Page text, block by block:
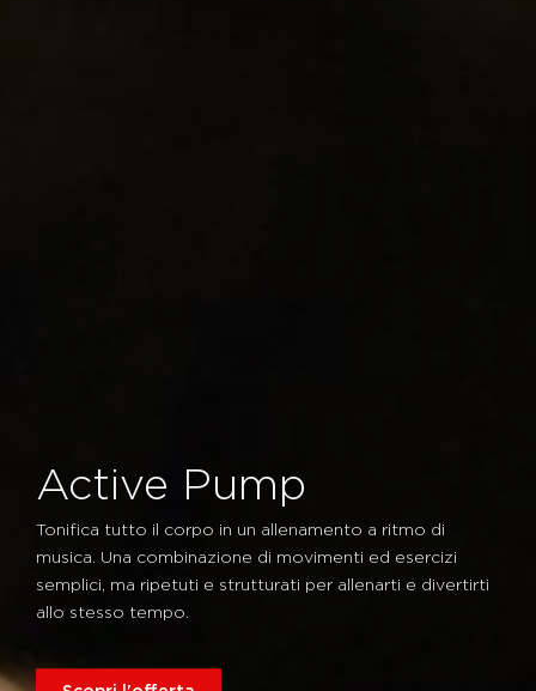
Active Pump
Tonifica tutto il corpo in un allenamento a ritmo di
musica. Una combinazione di movimenti ed esercizi
semplici, ma ripetuti e strutturati per allenarti e divertirti
allo stesso tempo.